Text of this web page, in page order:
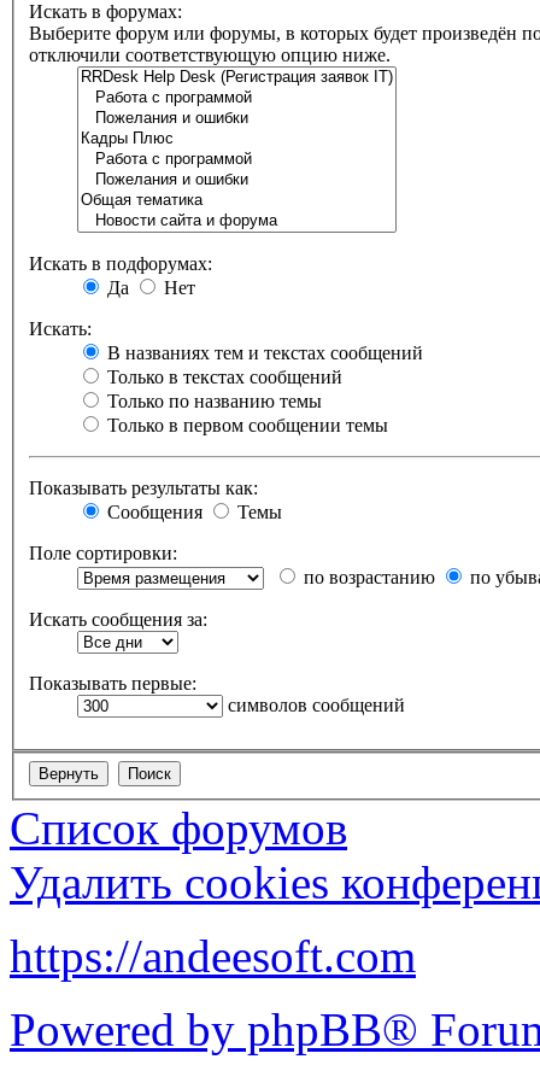
Искать в форумах:
Выберите форум или форумы, в которых будет произведён
отключили соответствующую опцию ниже.
Искать в подфорумах:
Да
Нет
Искать:
В названиях тем и текстах сообщений
Только в текстах сообщений
Только по названию темы
Только в первом сообщении темы
Показывать результаты как:
Сообщения
Темы
Поле сортировки:
по возрастанию
по
Искать сообщения за:
Показывать первые:
символов сообщений
Список форумов
Удалить cookies
https://andeesoft.com
Powered by phpBB®